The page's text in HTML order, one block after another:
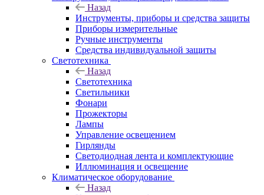
Назад
Инструменты, приборы и средства защиты
Приборы измерительные
Ручные инструменты
Средства индивидуальной защиты
Светотехника
Назад
Светотехника
Светильники
Фонари
Прожекторы
Лампы
Управление освещением
Гирлянды
Светодиодная лента и комплектующие
Иллюминация и освещение
Климатическое оборудование
Назад